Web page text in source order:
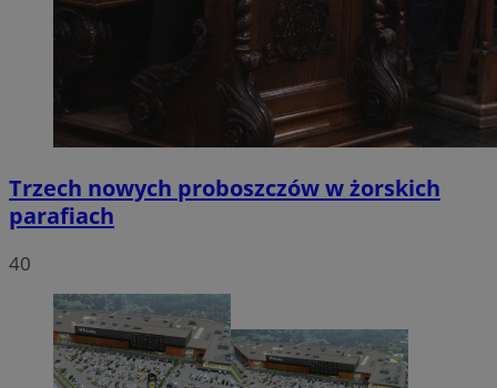
Trzech nowych proboszczów w żorskich
parafiach
40